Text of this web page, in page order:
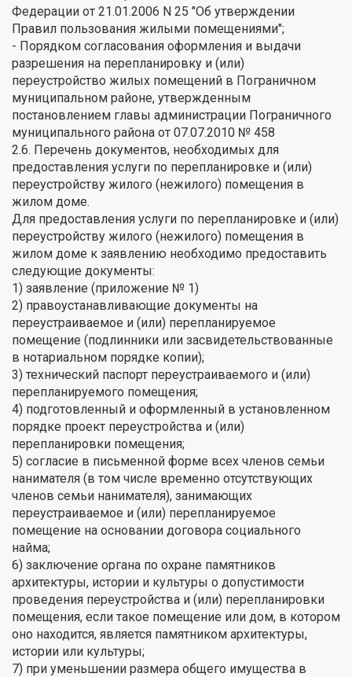
Федерации от 21.01.2006 N 25 "Об утверждении
Правил пользования жилыми помещениями";
- Порядком согласования оформления и выдачи
разрешения на перепланировку и (или)
переустройство жилых помещений в Пограничном
муниципальном районе, утвержденным
постановлением главы администрации Пограничного
муниципального района от 07.07.2010 № 458
2.6. Перечень документов, необходимых для
предоставления услуги по перепланировке и (или)
переустройству жилого (нежилого) помещения в
жилом доме.
Для предоставления услуги по перепланировке и (или)
переустройству жилого (нежилого) помещения в
жилом доме к заявлению необходимо предоставить
следующие документы:
1) заявление (приложение № 1)
2) правоустанавливающие документы на
переустраиваемое и (или) перепланируемое
помещение (подлинники или засвидетельствованные
в нотариальном порядке копии);
3) технический паспорт переустраиваемого и (или)
перепланируемого помещения;
4) подготовленный и оформленный в установленном
порядке проект переустройства и (или)
перепланировки помещения;
5) согласие в письменной форме всех членов семьи
нанимателя (в том числе временно отсутствующих
членов семьи нанимателя), занимающих
переустраиваемое и (или) перепланируемое
помещение на основании договора социального
найма;
6) заключение органа по охране памятников
архитектуры, истории и культуры о допустимости
проведения переустройства и (или) перепланировки
помещения, если такое помещение или дом, в котором
оно находится, является памятником архитектуры,
истории или культуры;
7) при уменьшении размера общего имущества в